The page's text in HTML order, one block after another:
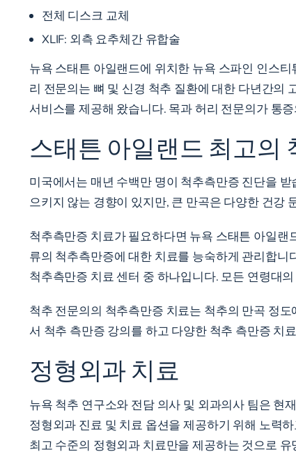
전체 디스크 교체
XLIF: 외측 요추체간 유합술
뉴욕 스태튼 아일랜드에 위치한 뉴욕 스파인 인스
리 전문의는 뼈 및 신경 척추 질환에 대한 다년간의
서비스를 제공해 왔습니다. 목과 허리 전문의가 통
스태튼 아일랜드 최고의
미국에서는 매년 수백만 명이 척추측만증 진단을
으키지 않는 경향이 있지만, 큰 만곡은 다양한 건강
척추측만증 치료가 필요하다면 뉴욕 스태튼 아일
류의 척추측만증에 대한 치료를 능숙하게 관리합
척추측만증 치료 센터 중 하나입니다. 모든 연령대
척추 전문의의 척추측만증 치료는 척추의 만곡 정
서 척추 측만증 강의를 하고 다양한 척추 측만증 치
정형외과 치료
뉴욕 척추 연구소와 전담 의사 및 외과의사 팀은 현
정형외과 진료 및 치료 옵션을 제공하기 위해 노력
최고 수준의 정형외과 치료만을 제공하는 것으로 유